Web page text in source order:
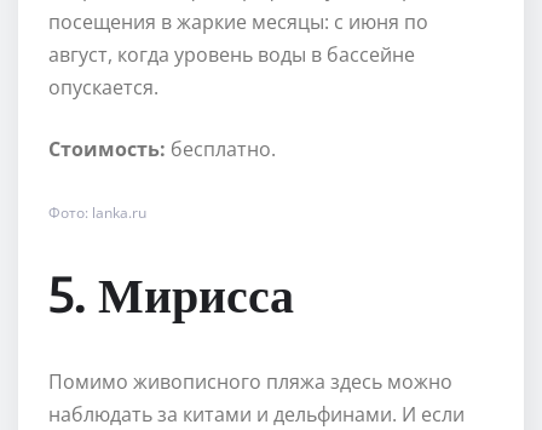
посещения в жаркие месяцы: с июня по
август, когда уровень воды в бассейне
опускается.
Стоимость: бесплатно.
Фото: lanka.ru
5. Мирисса
Помимо живописного пляжа здесь можно
наблюдать за китами и дельфинами. И если